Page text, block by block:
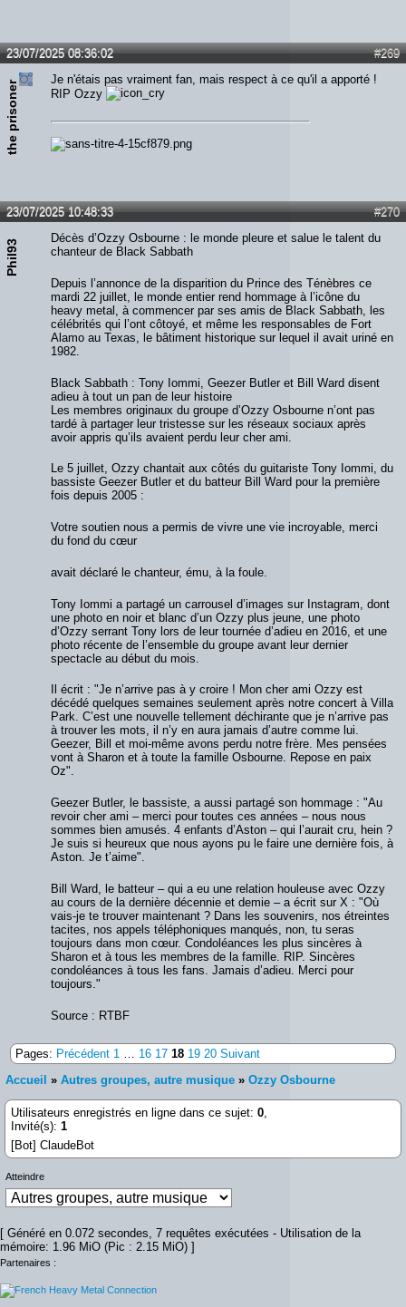
#269
23/07/2025 08:36:02
the prisoner
Je n'étais pas vraiment fan, mais respect à ce qu'il a apporté !
RIP Ozzy
#270
23/07/2025 10:48:33
Phil93
Décès d’Ozzy Osbourne : le monde pleure et salue le talent du
chanteur de Black Sabbath
Depuis l’annonce de la disparition du Prince des Ténèbres ce
mardi 22 juillet, le monde entier rend hommage à l’icône du
heavy metal, à commencer par ses amis de Black Sabbath, les
célébrités qui l’ont côtoyé, et même les responsables de Fort
Alamo au Texas, le bâtiment historique sur lequel il avait uriné en
1982.
Black Sabbath : Tony Iommi, Geezer Butler et Bill Ward disent
adieu à tout un pan de leur histoire
Les membres originaux du groupe d’Ozzy Osbourne n’ont pas
tardé à partager leur tristesse sur les réseaux sociaux après
avoir appris qu’ils avaient perdu leur cher ami.
Le 5 juillet, Ozzy chantait aux côtés du guitariste Tony Iommi, du
bassiste Geezer Butler et du batteur Bill Ward pour la première
fois depuis 2005 :
Votre soutien nous a permis de vivre une vie incroyable, merci
du fond du cœur
avait déclaré le chanteur, ému, à la foule.
Tony Iommi a partagé un carrousel d’images sur Instagram, dont
une photo en noir et blanc d’un Ozzy plus jeune, une photo
d’Ozzy serrant Tony lors de leur tournée d’adieu en 2016, et une
photo récente de l’ensemble du groupe avant leur dernier
spectacle au début du mois.
Il écrit : "Je n’arrive pas à y croire ! Mon cher ami Ozzy est
décédé quelques semaines seulement après notre concert à Villa
Park. C’est une nouvelle tellement déchirante que je n’arrive pas
à trouver les mots, il n’y en aura jamais d’autre comme lui.
Geezer, Bill et moi-même avons perdu notre frère. Mes pensées
vont à Sharon et à toute la famille Osbourne. Repose en paix
Oz".
Geezer Butler, le bassiste, a aussi partagé son hommage : "Au
revoir cher ami – merci pour toutes ces années – nous nous
sommes bien amusés. 4 enfants d’Aston – qui l’aurait cru, hein ?
Je suis si heureux que nous ayons pu le faire une dernière fois, à
Aston. Je t’aime".
Bill Ward, le batteur – qui a eu une relation houleuse avec Ozzy
au cours de la dernière décennie et demie – a écrit sur X : "Où
vais-je te trouver maintenant ? Dans les souvenirs, nos étreintes
tacites, nos appels téléphoniques manqués, non, tu seras
toujours dans mon cœur. Condoléances les plus sincères à
Sharon et à tous les membres de la famille. RIP. Sincères
condoléances à tous les fans. Jamais d’adieu. Merci pour
toujours."
Source : RTBF
Pages: Précédent 1 16 17 18 19 20 Suivant
Accueil » Autres groupes, autre musique » Ozzy Osbourne
Utilisateurs enregistrés en ligne dans ce sujet: 0
Invité(s): 1
[Bot] ClaudeBot
Atteindre
[ Généré en 0.072 secondes, 7 requêtes exécutées - Utilisation de la
mémoire: 1.96 MiO (Pic : 2.15 MiO) ]
Partenaires :